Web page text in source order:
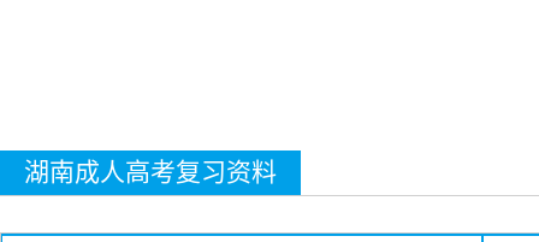
湖南成人高考复习资料